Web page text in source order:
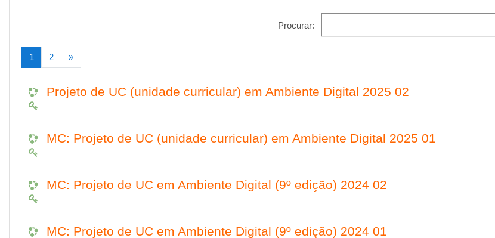
Procurar:
1 (atual)
2 »Seguinte
Projeto de UC (unidade curricular) em Ambiente Digital 2025 02
MC: Projeto de UC (unidade curricular) em Ambiente Digital 2025 01
MC: Projeto de UC em Ambiente Digital (9º edição) 2024 02
MC: Projeto de UC em Ambiente Digital (9º edição) 2024 01